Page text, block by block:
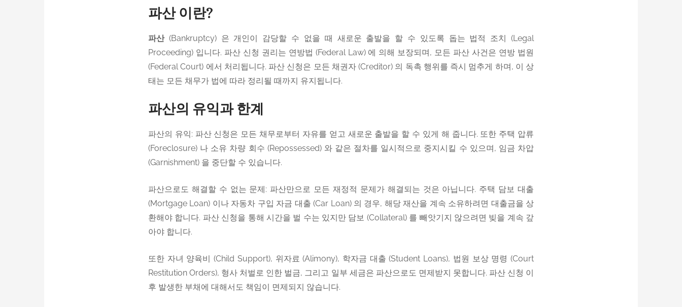
파산 이란?
파산(Bankruptcy) 은 개인이 감당할 수 없을 때 새로운 출발을 할 수 있도록 돕는 법적 조치 (Legal
Proceeding) 입니다. 파산 신청 권리는 연방법 (Federal Law) 에 의해 보장되며, 모든 파산 사건은 연방 법원
(Federal Court) 에서 처리됩니다. 파산 신청은 모든 채권자 (Creditor) 의 독촉 행위를 즉시 멈추게 하며, 이 상
태는 모든 채무가 법에 따라 정리될 때까지 유지됩니다.
파산의 유익과 한계
파산의 유익: 파산 신청은 모든 채무로부터 자유를 얻고 새로운 출발을 할 수 있게 해 줍니다. 또한 주택 압류
(Foreclosure) 나 소유 차량 회수 (Repossessed) 와 같은 절차를 일시적으로 중지시킬 수 있으며, 임금 차압
(Garnishment) 을 중단할 수 있습니다.
파산으로도 해결할 수 없는 문제: 파산만으로 모든 재정적 문제가 해결되는 것은 아닙니다. 주택 담보 대출
(Mortgage Loan) 이나 자동차 구입 자금 대출 (Car Loan) 의 경우, 해당 재산을 계속 소유하려면 대출금을 상
환해야 합니다. 파산 신청을 통해 시간을 벌 수는 있지만 담보 (Collateral) 를 빼앗기지 않으려면 빚을 계속 갚
아야 합니다.
또한 자녀 양육비 (Child Support), 위자료 (Alimony), 학자금 대출 (Student Loans), 법원 보상 명령 (Court
Restitution Orders), 형사 처벌로 인한 벌금, 그리고 일부 세금은 파산으로도 면제받지 못합니다. 파산 신청 이
후 발생한 부채에 대해서도 책임이 면제되지 않습니다.